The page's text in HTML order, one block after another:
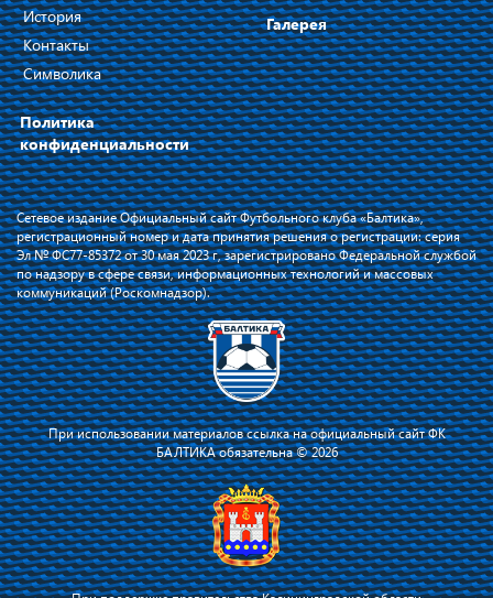
История
Контакты
Символика
Политика
конфиденциальности
Галерея
Сетевое издание Официальный сайт Футбольного клуба «Балтика»,
регистрационный номер и дата принятия решения о регистрации: серия
Эл № ФС77-85372 от 30 мая 2023 г, зарегистрировано Федеральной службой
по надзору в сфере связи, информационных технологий и массовых
коммуникаций (Роскомнадзор).
При использовании материалов ссылка на официальный сайт ФК
БАЛТИКА обязательна © 2026